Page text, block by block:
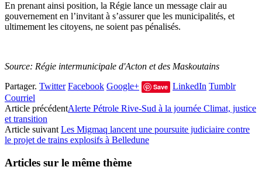
En prenant ainsi position, la Régie lance un message clair au
gouvernement en l’invitant à s’assurer que les municipalités, et
ultimement les citoyens, ne soient pas pénalisés.
Source: Régie intermunicipale d'Acton et des Maskoutains
Partager. Twitter Facebook Google+ Save LinkedIn Tumblr
Courriel
Article précédentAlerte Pétrole Rive-Sud à la journée Climat, justice
et transition
Article suivant Les Migmaq lancent une poursuite judiciaire contre
le projet de trains explosifs à Belledune
Articles sur le même thème